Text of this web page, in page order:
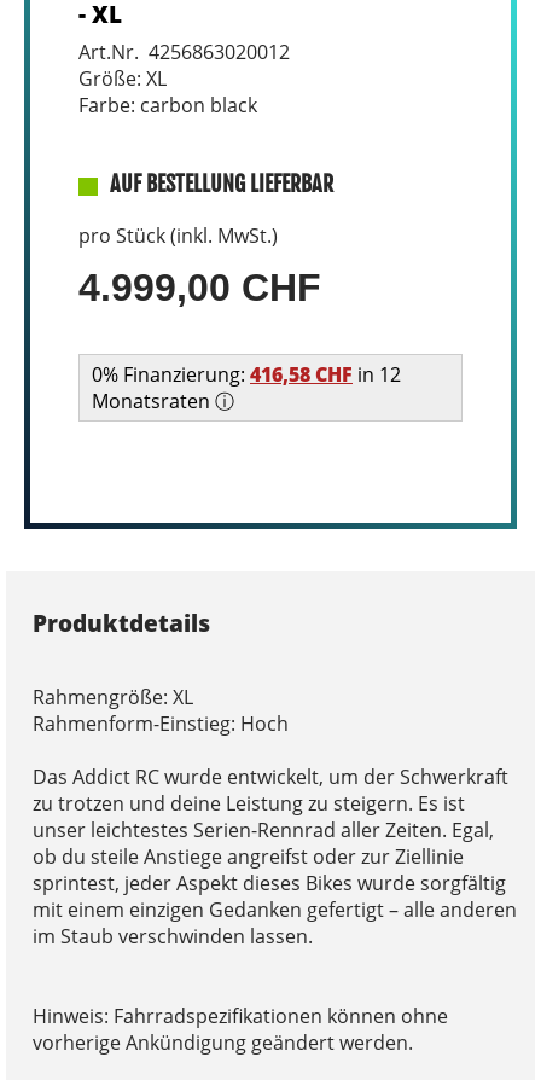
- XL
Art.Nr. 4256863020012
Größe: XL
Farbe: carbon black
AUF BESTELLUNG LIEFERBAR
pro Stück (inkl. MwSt.)
4.999,00 CHF
0% Finanzierung: 416,58 CHF in 12
Monatsraten ⓘ
Produktdetails
Rahmengröße: XL
Rahmenform-Einstieg: Hoch
Das Addict RC wurde entwickelt, um der Schwerkraft
zu trotzen und deine Leistung zu steigern. Es ist
unser leichtestes Serien-Rennrad aller Zeiten. Egal,
ob du steile Anstiege angreifst oder zur Ziellinie
sprintest, jeder Aspekt dieses Bikes wurde sorgfältig
mit einem einzigen Gedanken gefertigt – alle anderen
im Staub verschwinden lassen.
Hinweis: Fahrradspezifikationen können ohne
vorherige Ankündigung geändert werden.